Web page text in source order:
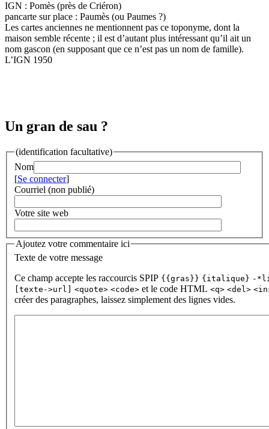
IGN : Pomès (près de Criéron)
pancarte sur place : Paumès (ou Paumes ?)
Les cartes anciennes ne mentionnent pas ce toponyme, dont la
maison semble récente ; il est d’autant plus intéressant qu’il ait un
nom gascon (en supposant que ce n’est pas un nom de famille).
L’IGN 1950
Un gran de sau ?
(identification facultative)
Nom
[Se connecter]
Courriel (non publié)
Votre site web
Ajoutez votre commentaire ici
Texte de votre message
Ce champ accepte les raccourcis SPIP {{gras}} {italique} -
[texte->url]
<quote> <code> et le code HTML <q> <del>
créer des paragraphes, laissez simplement des lignes vides.